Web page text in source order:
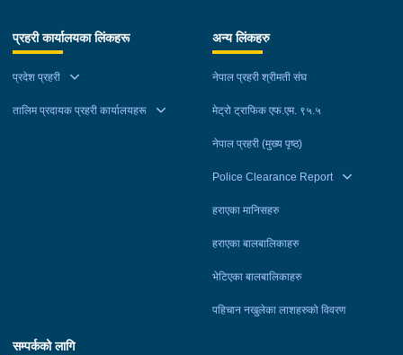
प्रहरी कार्यालयका लिंकहरू
प्रदेश प्रहरी
तालिम प्रदायक प्रहरी कार्यालयहरू
अन्य लिंकहरु
नेपाल प्रहरी श्रीमती संघ
मेट्रो ट्राफिक एफ.एम. ९५.५
नेपाल प्रहरी (मुख्य पृष्ठ)
Police Clearance Report
हराएका मानिसहरु
हराएका बालबालिकाहरु
भेटिएका बालबालिकाहरु
पहिचान नखुलेका लाशहरुको विवरण
सम्पर्कको लागि